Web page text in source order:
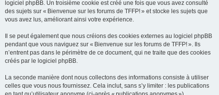
logiciel phpBB. Un troisième cookie est créé une fois que vous avez consulté
des sujets sur « Bienvenue sur les forums de TFFP! » et stocke les sujets que
vous avez lus, améliorant ainsi votre expérience.
Il se peut également que nous créions des cookies externes au logiciel phpBB
pendant que vous naviguez sur « Bienvenue sur les forums de TFFP! ». Ils
n’entrent pas dans le périmètre de ce document, qui ne traite que des cookies
créés par le logiciel phpBB.
La seconde manière dont nous collectons des informations consiste à utiliser
celles que vous nous fournissez. Cela inclut, sans s’y limiter : les publications